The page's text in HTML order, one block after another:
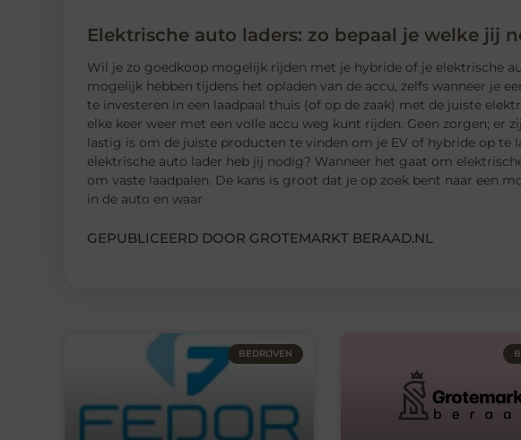
Elektrische auto laders: zo bepaal je welke jij
Wil je zo goedkoop mogelijk rijden met je hybride of je elektrische
mogelijk hebben tijdens het opladen van de accu, zelfs wanneer je
te investeren in een laadpaal thuis (of op de zaak) met de juiste
elke keer weer met een volle accu weg kunt rijden. Geen zorgen; er
lastig is om de juiste producten te vinden om je EV of hybride op te
elektrische auto lader heb jij nodig? Wanneer het gaat om
om vaste laadpalen. De kans is groot dat je op zoek bent naar een
in de auto en waar
GEPUBLICEERD DOOR GROTEMARKT BERAAD.NL
BEDRIJVEN